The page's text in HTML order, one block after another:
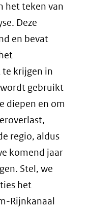
het teken van
Deze
en bevat
te krijgen in
gebruikt
diepen en om
regio, aldus
komend jaar
Stel, we
het
Rijnkanaal